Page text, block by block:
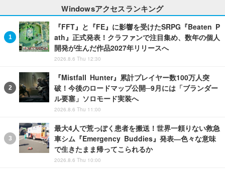
Windowsアクセスランキング
『FFT』と『FE』に影響を受けたSRPG『Beaten P
ath』正式発表！クラファンで注目集め、数年の個人
開発が生んだ作品2027年リリースへ
2026.8.6 Thu 12:30
『Mistfall Hunter』累計プレイヤー数100万人突
破！今後のロードマップ公開─9月には「ブランダー
ル要塞」ソロモード実装へ
2026.8.6 Thu 11:00
最大4人で荒っぽく患者を搬送！世界一頼りない救急
車シム『Emergency Buddies』発表―色々な意味
で生きたまま帰ってこられるか
2026.8.6 Thu 10:00